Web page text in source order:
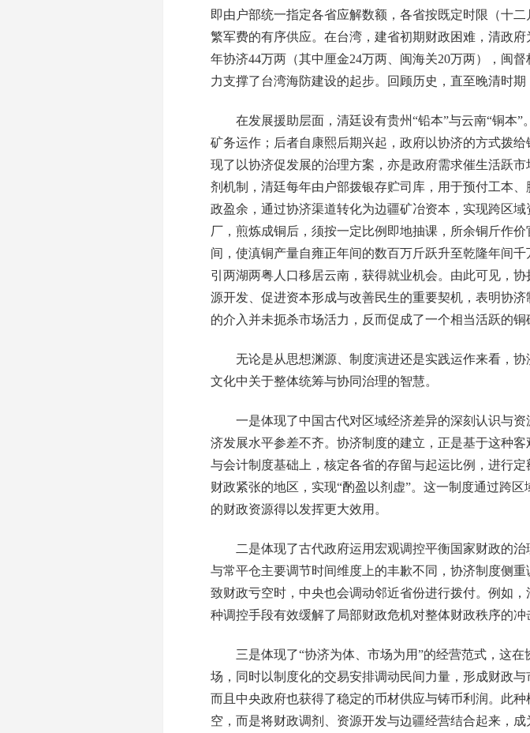
即由户部统一指定各省应解数额，各省按既定时限（十
繁军费的有序供应。在台湾，建省初期财政困难，清政
年协济44万两（其中厘金24万两、闽海关20万两），闽
力支撑了台湾海防建设的起步。回顾历史，直至晚清时
在发展援助层面，清廷设有贵州“铅本”与云南“铜本”
矿务运作；后者自康熙后期兴起，政府以协济的方式拨
现了以协济促发展的治理方案，亦是政府需求催生活跃
剂机制，清廷每年由户部拨银存贮司库，用于预付工本
政盈余，通过协济渠道转化为边疆矿冶资本，实现跨区
厂，煎炼成铜后，须按一定比例即地抽课，所余铜斤作
间，使滇铜产量自雍正年间的数百万斤跃升至乾隆年间
引两湖两粤人口移居云南，获得就业机会。由此可见，
源开发、促进资本形成与改善民生的重要契机，表明协
的介入并未扼杀市场活力，反而促成了一个相当活跃的铜
无论是从思想渊源、制度演进还是实践运作来看，协
文化中关于整体统筹与协同治理的智慧。
一是体现了中国古代对区域经济差异的深刻认识与资
济发展水平参差不齐。协济制度的建立，正是基于这种
与会计制度基础上，核定各省的存留与起运比例，进行
财政紧张的地区，实现“酌盈以剂虚”。这一制度通过跨
的财政资源得以发挥更大效用。
二是体现了古代政府运用宏观调控平衡国家财政的治
与常平仓主要调节时间维度上的丰歉不同，协济制度侧
致财政亏空时，中央也会调动邻近省份进行拨付。例如
种调控手段有效缓解了局部财政危机对整体财政秩序的
三是体现了“协济为体、市场为用”的经营范式，这在
场，同时以制度化的交易安排调动民间力量，形成财政
而且中央政府也获得了稳定的币材供应与铸币利润。此
空，而是将财政调剂、资源开发与边疆经营结合起来，